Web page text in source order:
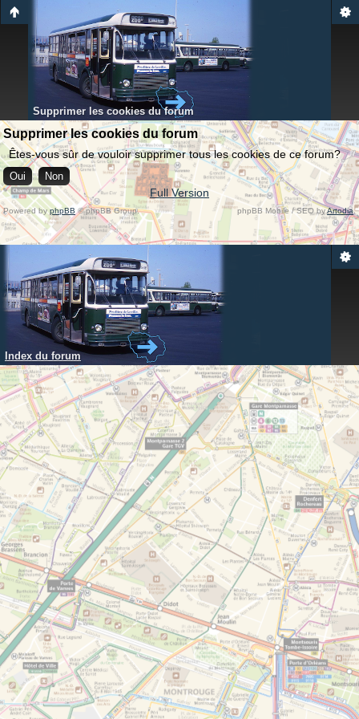
Supprimer les cookies du forum
Supprimer les cookies du forum
Êtes-vous sûr de vouloir supprimer tous les cookies de ce forum?
Full Version
Powered byphpBB © phpBB Group. phpBB Mobile / SEO byArtodia.
Index du forum